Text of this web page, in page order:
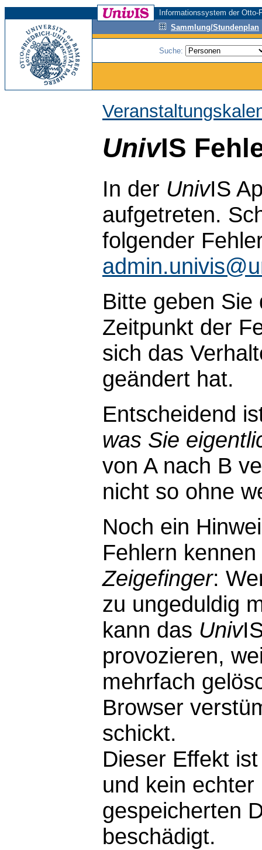
Informationssystem der
Sammlung/Stundenplan
Suche:
UnivIS
In der UnivIS
aufgetreten.
folgender
Bitte geben
Zeitpunkt der
sich das
geändert hat.
Entscheidend
was Sie
von A nach B
nicht so ohne
Noch ein
Fehlern
Zeigefinger:
zu ungeduldig
kann das Univ
provozieren,
mehrfach
Browser
schickt.
Dieser Effekt
und kein
gespeicherten
beschädigt.